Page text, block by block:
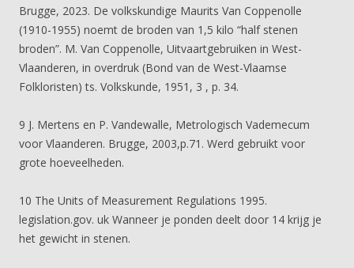
Brugge, 2023. De volkskundige Maurits Van Coppenolle
(1910-1955) noemt de broden van 1,5 kilo “half stenen
broden”. M. Van Coppenolle, Uitvaartgebruiken in West-
Vlaanderen, in overdruk (Bond van de West-Vlaamse
Folkloristen) ts. Volkskunde, 1951, 3 , p. 34.
9 J. Mertens en P. Vandewalle, Metrologisch Vademecum
voor Vlaanderen. Brugge, 2003,p.71. Werd gebruikt voor
grote hoeveelheden.
10 The Units of Measurement Regulations 1995.
legislation.gov. uk Wanneer je ponden deelt door 14 krijg je
het gewicht in stenen.